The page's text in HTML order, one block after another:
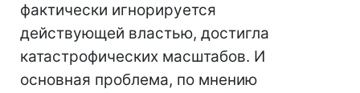
фактически игнорируется
действующей властью, достигла
катастрофических масштабов. И
основная проблема, по мнению